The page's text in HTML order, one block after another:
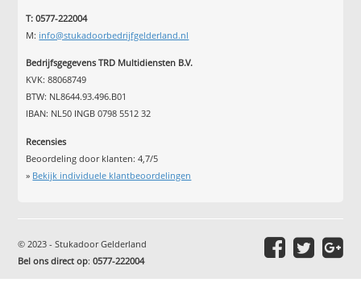
T: 0577-222004
M: info@stukadoorbedrijfgelderland.nl
Bedrijfsgegevens TRD Multidiensten B.V.
KVK: 88068749
BTW: NL8644.93.496.B01
IBAN: NL50 INGB 0798 5512 32
Recensies
Beoordeling door klanten:4,7/5
» Bekijk individuele klantbeoordelingen
© 2023 - Stukadoor Gelderland
Bel ons direct op:0577-222004